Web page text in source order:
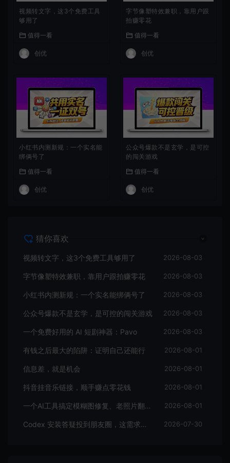
视频转文字，这3个免费工具
够用了
值得一看
创优
字节像塑特效兼职，靠用户跟
拍赚零花
值得一看
创优
小红书内测新规：一个实名能
绑俩号了
值得一看
创优
公众号爆款不是玄学，是可控
的闯关游戏
值得一看
创优
猜你喜欢
视频转文字，这3个免费工具够用了 2026-08-03
字节像塑特效兼职，靠用户跟拍赚零花 2026-08-03
小红书内测新规：一个实名能绑俩号了 2026-08-03
公众号爆款不是玄学，是可控的闯关游戏 2026-08-03
一个免费好用的 AI 短剧神器：Pavo 2026-08-03
有钱之后最大的陷阱：证明自己还能行 2026-08-01
信息差，就是机会 2026-08-01
抖音挂音乐链接，顺手赚点零花钱 2026-08-01
一个AI工具搞定模糊图修复、老照片翻新和去水印 2026-08-01
Codex 安装答疑投到朋友圈，这需求有多猛？ 2026-07-30